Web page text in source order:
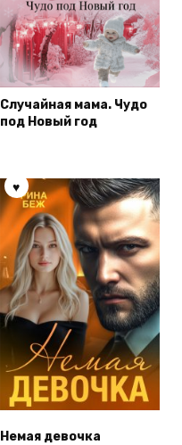
Случайная мама. Чудо
под Новый год
Немая девочка